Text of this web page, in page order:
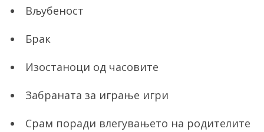
Вљубеност
Брак
Изостаноци од часовите
Забраната за играње игри
Срам поради влегувањето на родителите